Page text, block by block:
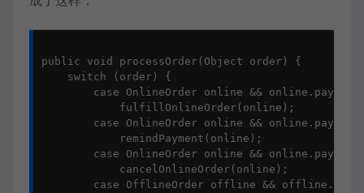
public void processOrder(Object order) {
    switch (order) {
case OnlineOrder online &&
            fulfillOnlineOrder(online);
case OnlineOrder online &&
            remindPayment(online);
case OnlineOrder online &&
            cancelOnlineOrder(online);
case OfflineOrder offline &&